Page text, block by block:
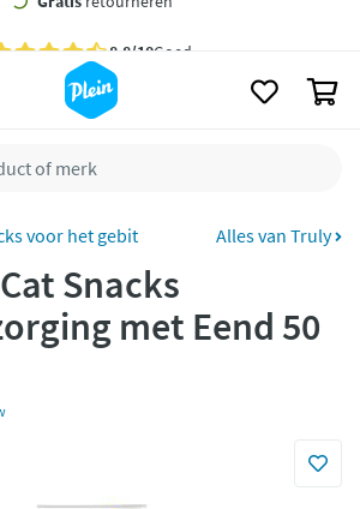
uiterlijkzaterdag
retourneren
CO2 neutraalbezorgd
Betaal met Klarna
voor het gebit Alles van Truly
Snacks
met Eend 50